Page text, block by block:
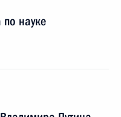
по науке